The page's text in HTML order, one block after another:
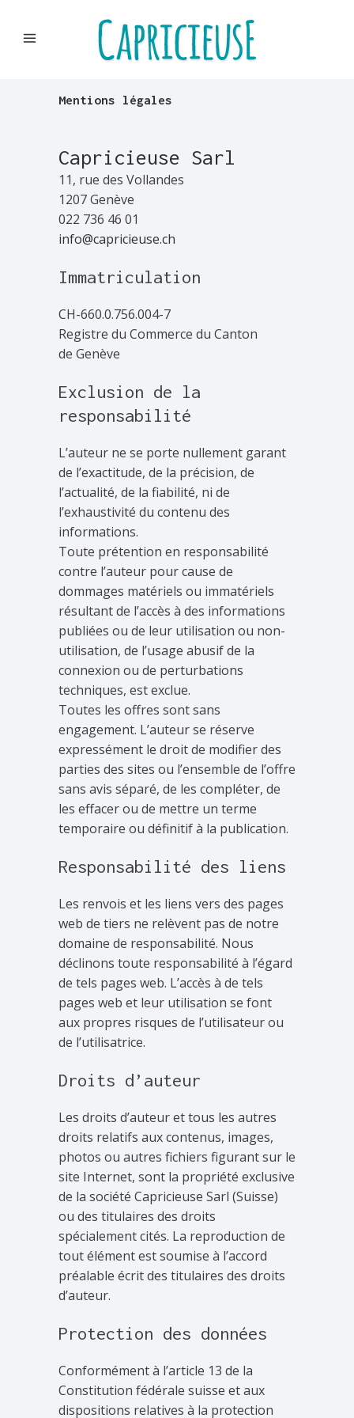
Mentions légales
Capricieuse Sarl
11, rue des Vollandes
1207 Genève
022 736 46 01
info@capricieuse.ch
Immatriculation
CH-660.0.756.004-7
Registre du Commerce du Canton
de Genève
Exclusion de la
responsabilité
L’auteur ne se porte nullement garant
de l’exactitude, de la précision, de
l’actualité, de la fiabilité, ni de
l’exhaustivité du contenu des
informations.
Toute prétention en responsabilité
contre l’auteur pour cause de
dommages matériels ou immatériels
résultant de l’accès à des informations
publiées ou de leur utilisation ou non-
utilisation, de l’usage abusif de la
connexion ou de perturbations
techniques, est exclue.
Toutes les offres sont sans
engagement. L’auteur se réserve
expressément le droit de modifier des
parties des sites ou l’ensemble de l’offre
sans avis séparé, de les compléter, de
les effacer ou de mettre un terme
temporaire ou définitif à la publication.
Responsabilité des liens
Les renvois et les liens vers des pages
web de tiers ne relèvent pas de notre
domaine de responsabilité. Nous
déclinons toute responsabilité à l’égard
de tels pages web. L’accès à de tels
pages web et leur utilisation se font
aux propres risques de l’utilisateur ou
de l’utilisatrice.
Droits d’auteur
Les droits d’auteur et tous les autres
droits relatifs aux contenus, images,
photos ou autres fichiers figurant sur le
site Internet, sont la propriété exclusive
de la société Capricieuse Sarl (Suisse)
ou des titulaires des droits
spécialement cités. La reproduction de
tout élément est soumise à l’accord
préalable écrit des titulaires des droits
d’auteur.
Protection des données
Conformément à l’article 13 de la
Constitution fédérale suisse et aux
dispositions relatives à la protection